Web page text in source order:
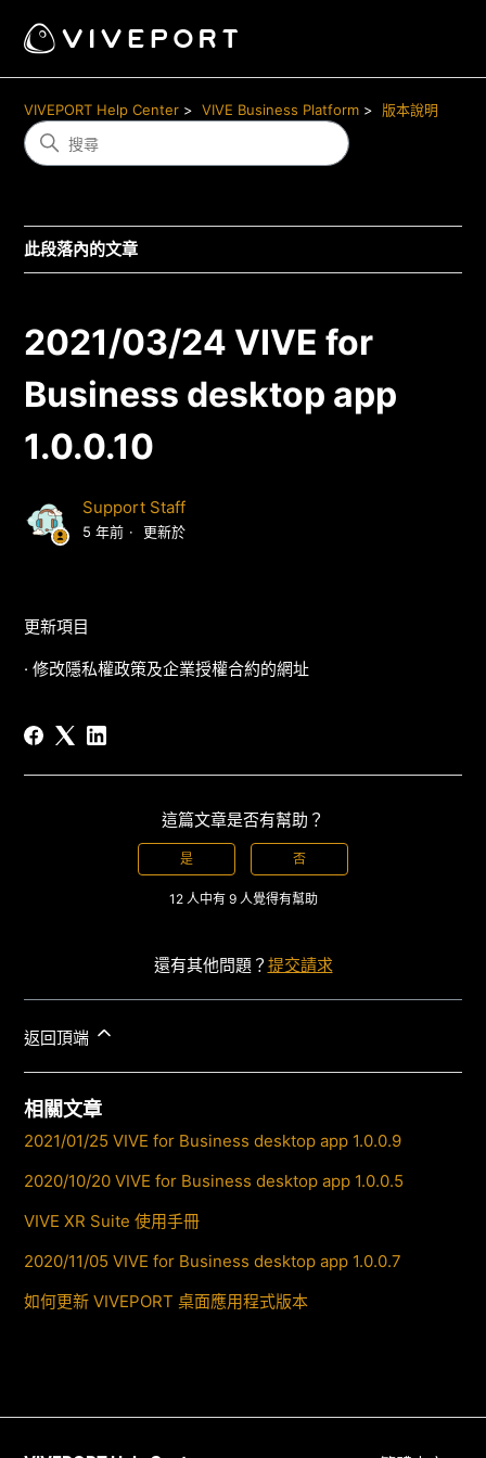
VIVEPORT Help Center VIVE Business Platform 版本說明
此段落內的文章
2021/03/24 VIVE for
Business desktop app
1.0.0.10
Support Staff
5 年前 更新於
更新項目
· 修改隱私權政策及企業授權合約的網址
這篇文章是否有幫助？
是 否
12 人中有 9 人覺得有幫助
還有其他問題？ 提交請求
返回頂端
相關文章
2021/01/25 VIVE for Business desktop app 1.0.0.9
2020/10/20 VIVE for Business desktop app 1.0.0.5
VIVE XR Suite 使用手冊
2020/11/05 VIVE for Business desktop app 1.0.0.7
如何更新 VIVEPORT 桌面應用程式版本